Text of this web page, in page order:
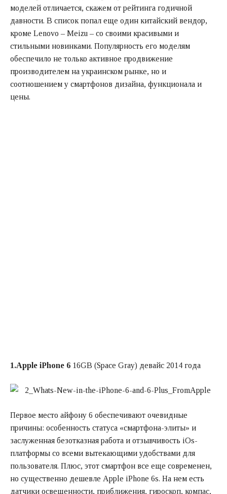
моделей отличается, скажем от рейтинга годичной
давности. В список попал еще один китайский вендор,
кроме Lenovo – Meizu – со своими красивыми и
стильными новинками. Популярность его моделям
обеспечило не только активное продвижение
производителем на украинском рынке, но и
соотношением у смартфонов дизайна, функционала и
цены.
1.Apple iPhone 6 16GB (Space Gray) девайс 2014 года
Первое место айфону 6 обеспечивают очевидные
причины: особенность статуса «смартфона-элиты» и
заслуженная безотказная работа и отзывчивость iOs-
платформы со всеми вытекающими удобствами для
пользователя. Плюс, этот смартфон все еще современен,
но существенно дешевле Apple iPhone 6s. На нем есть
датчики освещенности, приближения, гироскоп, компас,